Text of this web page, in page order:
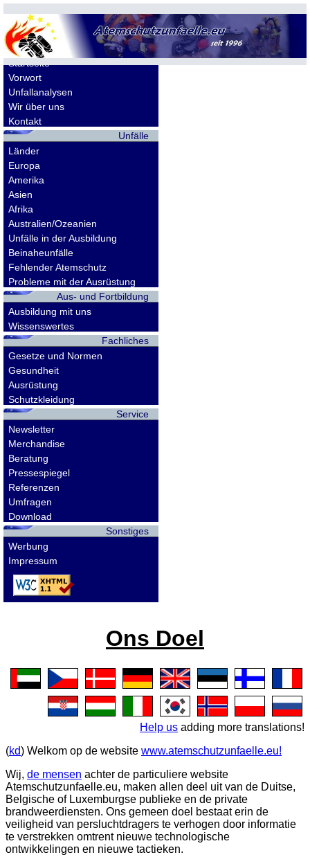
Allgemeines
Startseite
Vorwort
Unfallanalysen
Wir über uns
Kontakt
Unfälle
Länder
Europa
Amerika
Asien
Afrika
Australien/Ozeanien
Unfälle in der Ausbildung
Beinaheunfälle
Fehlender Atemschutz
Probleme mit der Ausrüstung
Aus- und Fortbildung
Ausbildung mit uns
Wissenswertes
Fachliches
Gesetze und Normen
Gesundheit
Ausrüstung
Schutzkleidung
Service
Newsletter
Merchandise
Beratung
Pressespiegel
Referenzen
Umfragen
Download
Sonstiges
Werbung
Impressum
Ons Doel
Help us adding more translations!
(kd) Welkom op de website www.atemschutzunfaelle.eu!
Wij, de mensen achter de particuliere website
Atemschutzunfaelle.eu, maken allen deel uit van de Duitse,
Belgische of Luxemburgse publieke en de private
brandweerdiensten. Ons gemeen doel bestaat erin de
veiligheid van persluchtdragers te verhogen door informatie
te verstrekken omtrent nieuwe technologische
ontwikkelingen en nieuwe tactieken.